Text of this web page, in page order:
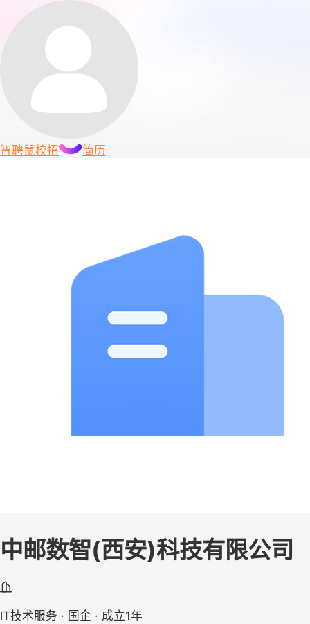
智聘鼠校招 简历
中邮数智(西安)科技有限公司
IT技术服务 · 国企 · 成立1年